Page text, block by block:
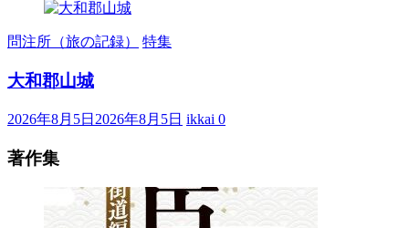
問注所（旅の記録） 特集
大和郡山城
2026年8月5日 2026年8月5日 ikkai 0
著作集